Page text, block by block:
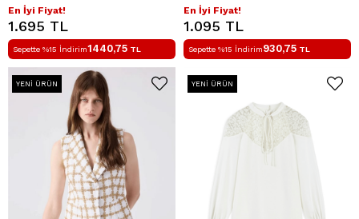
En İyi Fiyat!
1.695 TL
Sepette %15 İndirim1440,75 TL
En İyi Fiyat!
1.095 TL
Sepette %15 İndirim930,75 TL
YENI ÜRÜN YENI ÜRÜN